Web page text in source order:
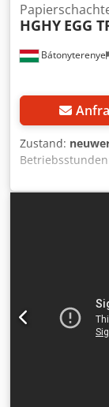
Bátonyterenye
HGHY EGG
Zustand:
12050,
Dauer- oder
zur
2. Der